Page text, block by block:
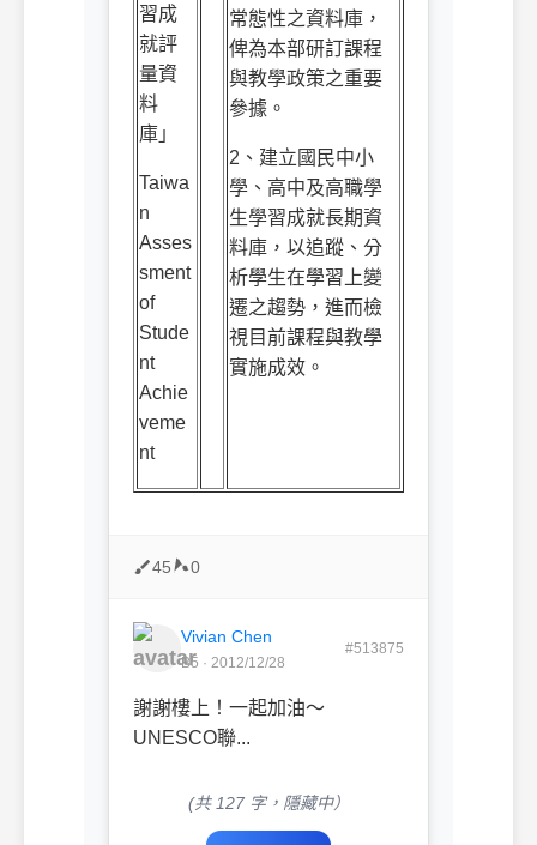
習成
就評
量資
料
庫」
Taiwa
n
Asses
sment
of
Stude
nt
Achie
veme
nt
常態性之資料庫，
俾為本部研訂課程
與教學政策之重要
參據。
2 、建立國民中小
學、高中及高職學
生學習成就長期資
料庫，以追蹤、分
析學生在學習上變
遷之趨勢，進而檢
視目前課程與教學
實施成效。
45 0
Vivian Chen
B5 · 2012/12/28
#513875
謝謝樓上！一起加油～
UNESCO聯...
(共 127 字，隱藏中）